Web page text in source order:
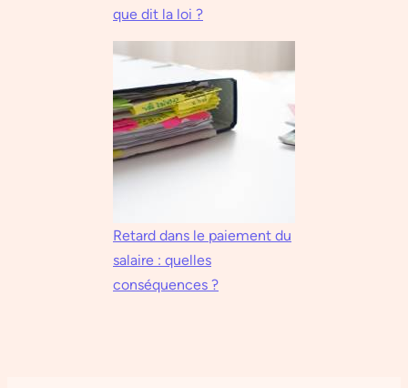
que dit la loi ?
Retard dans le paiement du
salaire : quelles
conséquences ?